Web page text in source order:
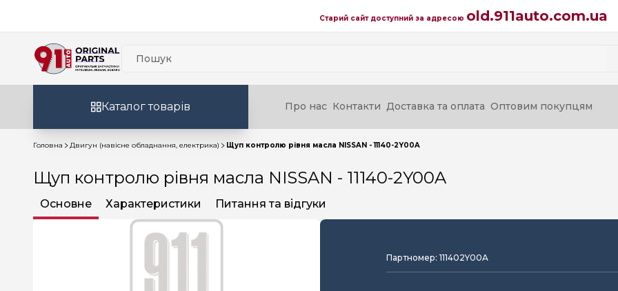
Старий сайт доступний за адресою old.911auto.com.ua
Каталог товарів Про нас Контакти Доставка та оплата Оптовим покупцям
Головна Двигун (навісне обладнання, електрика) Щуп контролю рівня масла NISSAN - 11140-2Y00A
Щуп контролю рівня масла NISSAN - 11140-2Y00A
Основне Характеристики Питання та відгуки
Партномер: 111402Y00A